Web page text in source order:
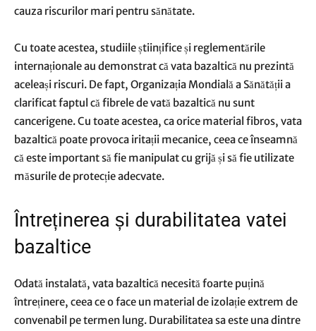
cauza riscurilor mari pentru sănătate.
Cu toate acestea, studiile științifice și reglementările
internaționale au demonstrat că vata bazaltică nu prezintă
aceleași riscuri. De fapt, Organizația Mondială a Sănătății a
clarificat faptul că fibrele de vată bazaltică nu sunt
cancerigene. Cu toate acestea, ca orice material fibros, vata
bazaltică poate provoca iritații mecanice, ceea ce înseamnă
că este important să fie manipulat cu grijă și să fie utilizate
măsurile de protecție adecvate.
Întreținerea și durabilitatea vatei
bazaltice
Odată instalată, vata bazaltică necesită foarte puțină
întreținere, ceea ce o face un material de izolație extrem de
convenabil pe termen lung. Durabilitatea sa este una dintre